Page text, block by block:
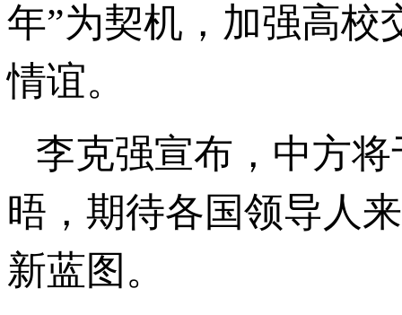
年”为契机，加强高校
情谊。
李克强宣布，中方
晤，期待各国领导人
新蓝图。